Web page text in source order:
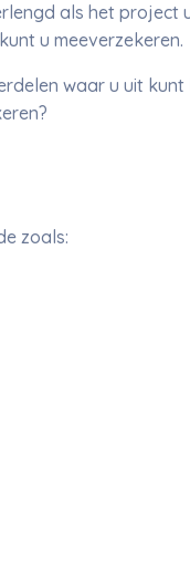
als het
u meeverzekeren.
waar u uit
zoals: